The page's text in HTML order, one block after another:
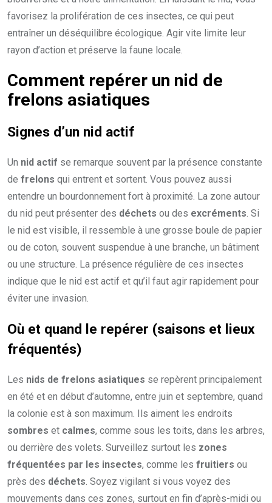
favorisez la prolifération de ces insectes, ce qui peut
entraîner un déséquilibre écologique. Agir vite limite leur
rayon d’action et préserve la faune locale.
Comment repérer un nid de
frelons asiatiques
Signes d’un nid actif
Un nid actif se remarque souvent par la présence constante
de frelons qui entrent et sortent. Vous pouvez aussi
entendre un bourdonnement fort à proximité. La zone autour
du nid peut présenter des déchets ou des excréments. Si
le nid est visible, il ressemble à une grosse boule de papier
ou de coton, souvent suspendue à une branche, un bâtiment
ou une structure. La présence régulière de ces insectes
indique que le nid est actif et qu’il faut agir rapidement pour
éviter une invasion.
Où et quand le repérer (saisons et lieux
fréquentés)
Les nids de frelons asiatiques se repèrent principalement
en été et en début d’automne, entre juin et septembre, quand
la colonie est à son maximum. Ils aiment les endroits
sombres et calmes, comme sous les toits, dans les arbres,
ou derrière des volets. Surveillez surtout les zones
fréquentées par les insectes, comme les fruitiers ou
près des déchets. Soyez vigilant si vous voyez des
mouvements dans ces zones, surtout en fin d’après-midi ou